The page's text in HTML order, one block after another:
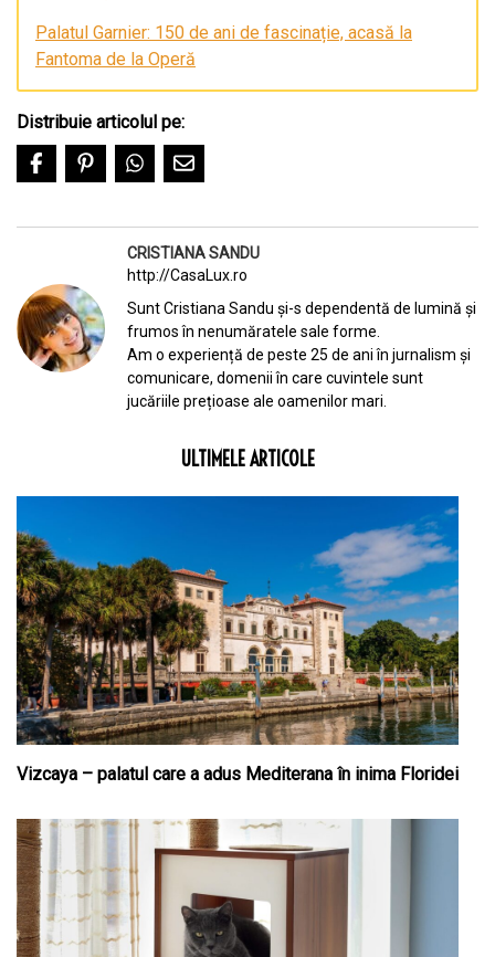
Palatul Garnier: 150 de ani de fascinație, acasă la
Fantoma de la Operă
Distribuie articolul pe:
CRISTIANA SANDU
http://CasaLux.ro
Sunt Cristiana Sandu și-s dependentă de lumină și
frumos în nenumăratele sale forme.
Am o experiență de peste 25 de ani în jurnalism și
comunicare, domenii în care cuvintele sunt
jucăriile prețioase ale oamenilor mari.
ULTIMELE ARTICOLE
Vizcaya – palatul care a adus Mediterana în inima Floridei